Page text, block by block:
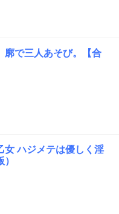
廓で三人あそび。【合
女 ハジメテは優しく淫